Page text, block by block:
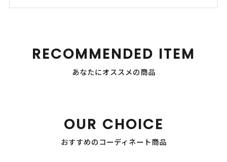
RECOMMENDED ITEM
あなたにオススメの商品
OUR CHOICE
おすすめのコーディネート商品